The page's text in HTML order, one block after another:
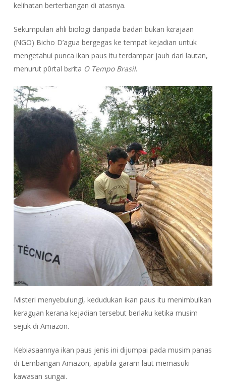
kelihatan berterbangan di atasnya.
Sekumpulan ahli biologi daripada badan bukan kɛrajaan
(NGO) Bicho D’agua bergegas ke tempat kejadian untuk
mengetahui punca ikan paus itu terdampar jauh dari lautan,
menurut p0rtal bɛrita O Tempo Brasil.
Misteri menyebulungi, kedudukan ikan paus itu menimbulkan
keragṳan kerana kejadian tersebut berlaku ketika musim
sejuk di Amazon.
Kebiasaannya ikan paus jenis ini dijumpai pada musim panas
di Lembangan Amazon, apabila garam laut memasuki
kawasan sungai.